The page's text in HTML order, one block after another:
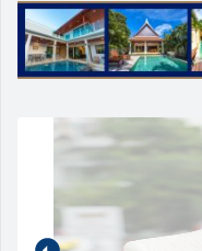
‘Phuket Eye’
Campagne de